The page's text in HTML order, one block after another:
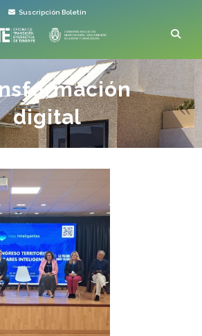
Suscripción Boletín
digital